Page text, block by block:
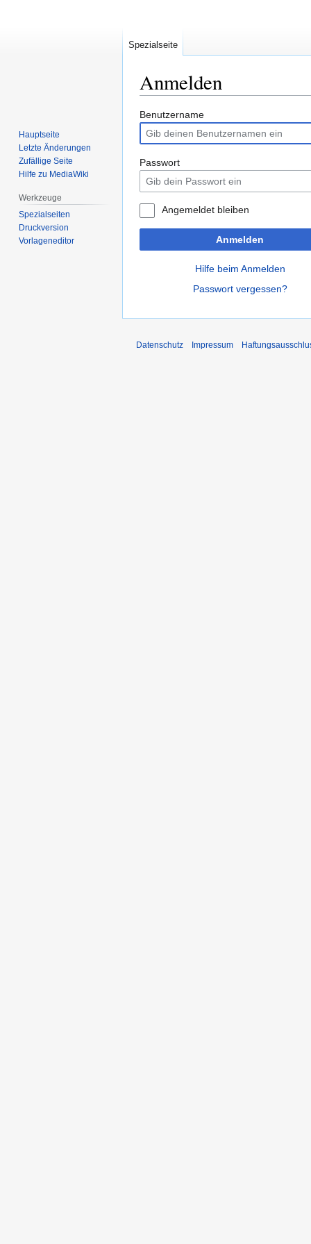
Anmelden
Zur
Navigation
springen
Zur
Suche
springen
Benutzername
Passwort
Angemeldet bleiben
Anmelden
Hilfe beim Anmelden
Passwort vergessen?
Spezialseite
Hauptseite
Letzte Änderungen
Zufällige Seite
Hilfe zu MediaWiki
Werkzeuge
Spezialseiten
Druckversion
Vorlageneditor
Datenschutz Impressum